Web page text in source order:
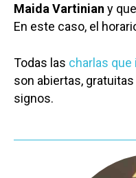
Maida Vartinian y
En este caso, el
Todas las charlas que
son abiertas,
signos.